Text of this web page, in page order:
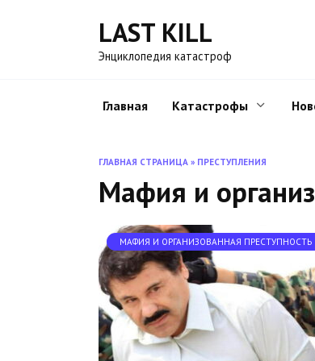
LAST KILL
Энциклопедия катастроф
Главная Катастрофы
ГЛАВНАЯ СТРАНИЦА » ПРЕСТУПЛЕНИЯ
Мафия и
МАФИЯ И ОРГАНИЗОВАННАЯ ПРЕСТУПНОСТЬ